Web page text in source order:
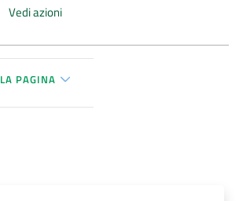
Vedi azioni
PAGINA